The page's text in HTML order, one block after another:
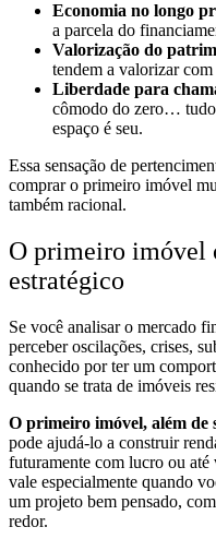
Economia no longo
a parcela do
Valorização do
tendem a valorizar
Liberdade para
cômodo do zero… tudo
espaço é seu.
Essa sensação de
comprar o primeiro imóvel
também racional.
O primeiro imóvel
estratégico
Se você analisar o mercado
perceber oscilações, crises,
conhecido por ter um
quando se trata de imóveis
O primeiro imóvel, além de
pode ajudá-lo a construir
futuramente com lucro ou
vale especialmente quando
um projeto bem pensado,
redor.